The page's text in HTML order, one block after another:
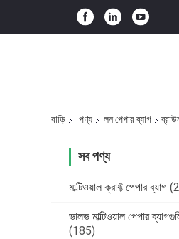
বাড়ি পণ্য লন পেপার ব্যাগ
সব পণ্য
মাল্টিওয়াল ক্রাফ্ট পেপার ব্যাগ
ভালভ মাল্টিওয়াল পেপার
(185)